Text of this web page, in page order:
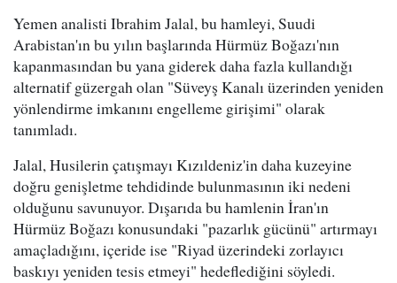
Yemen analisti Ibrahim Jalal, bu hamleyi, Suudi
Arabistan'ın bu yılın başlarında Hürmüz Boğazı'nın
kapanmasından bu yana giderek daha fazla kullandığı
alternatif güzergah olan "Süveyş Kanalı üzerinden yeniden
yönlendirme imkanını engelleme girişimi" olarak
tanımladı.
Jalal, Husilerin çatışmayı Kızıldeniz'in daha kuzeyine
doğru genişletme tehdidinde bulunmasının iki nedeni
olduğunu savunuyor. Dışarıda bu hamlenin İran'ın
Hürmüz Boğazı konusundaki "pazarlık gücünü" artırmayı
amaçladığını, içeride ise "Riyad üzerindeki zorlayıcı
baskıyı yeniden tesis etmeyi" hedeflediğini söyledi.